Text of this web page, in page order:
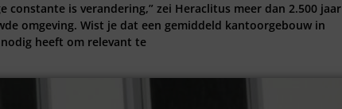
is verandering,” zei Heraclitus meer dan 2.500 jaar
omgeving. Wist je dat een gemiddeld kantoorgebouw in
heeft om relevant te